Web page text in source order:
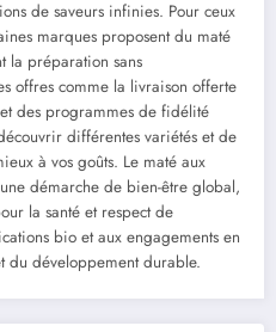
de saveurs infinies. Pour ceux
marques proposent du maté
la préparation sans
offres comme la livraison offerte
des programmes de fidélité
différentes variétés et de
à vos goûts. Le maté aux
démarche de bien-être global,
la santé et respect de
bio et aux engagements en
du développement durable.